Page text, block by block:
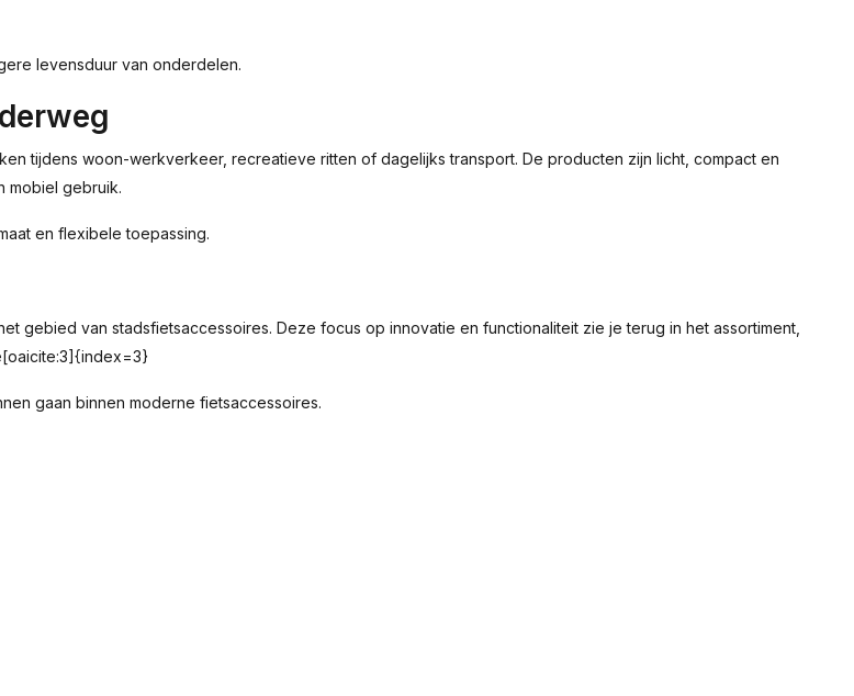
levensduur van onderdelen.
tijdens woon-werkverkeer, recreatieve ritten of dagelijks transport. De producten zijn licht, compact en
mobiel gebruik.
en flexibele toepassing.
gebied van stadsfietsaccessoires. Deze focus op innovatie en functionaliteit zie je terug in het assortiment,
gaan binnen moderne fietsaccessoires.